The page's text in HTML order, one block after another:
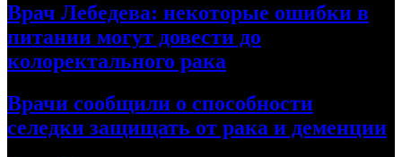
Врач Лебедева: некоторые ошибки в
питании могут довести до
колоректального рака
Врачи сообщили о способности
селедки защищать от рака и деменции